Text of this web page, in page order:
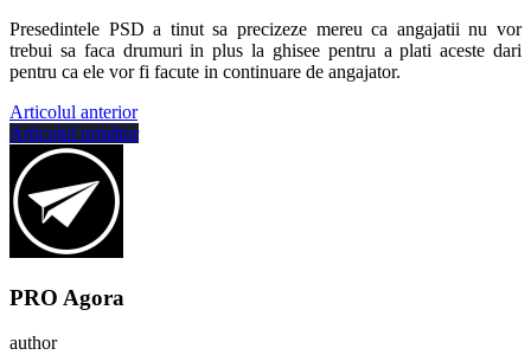
Presedintele PSD a tinut sa precizeze mereu ca angajatii nu vor
trebui sa faca drumuri in plus la ghisee pentru a plati aceste dari
pentru ca ele vor fi facute in continuare de angajator.
Articolul anterior
Articolul următor
PRO Agora
author